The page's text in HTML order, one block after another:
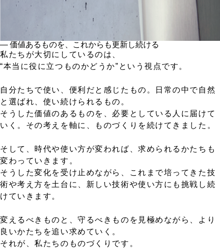
― 価値あるものを、これからも更新し続ける
私たちが大切にしているのは、
“本当に役に立つものかどうか”という視点です。
自分たちで使い、便利だと感じたもの。日常の中で自然
と選ばれ、使い続けられるもの。
そうした価値のあるものを、必要としている人に届けて
いく。その考えを軸に、ものづくりを続けてきました。
そして、時代や使い方が変われば、求められるかたちも
変わっていきます。
そうした変化を受け止めながら、これまで培ってきた技
術や考え方を土台に、新しい技術や使い方にも挑戦し続
けていきます。
変えるべきものと、守るべきものを見極めながら、より
良いかたちを追い求めていく。
それが、私たちのものづくりです。